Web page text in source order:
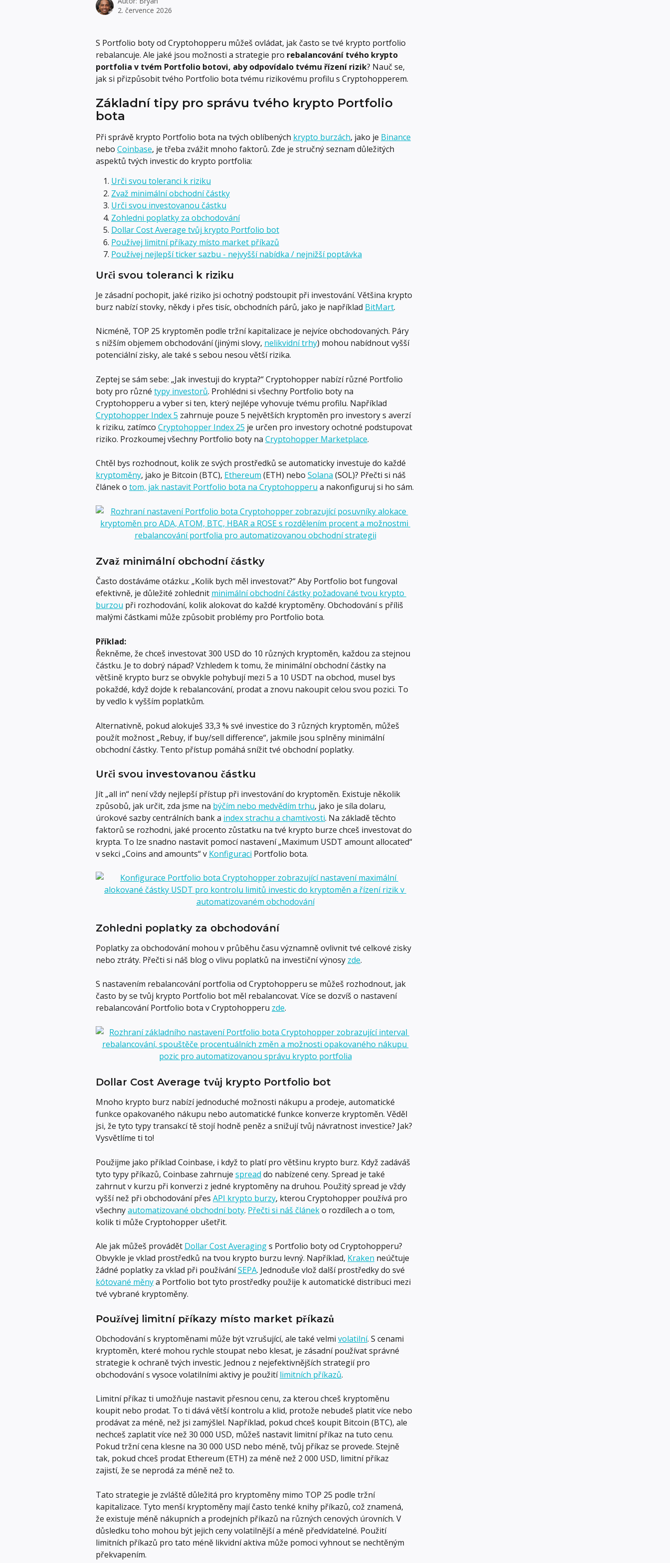
2. července 2026
S Portfolio boty od Cryptohopperu můžeš ovládat, jak často se tvé krypto portfolio
rebalancuje. Ale jaké jsou možnosti a strategie pro rebalancování tvého krypto
portfolia v tvém Portfolio botovi, aby odpovídalo tvému řízení rizik? Nauč se,
jak si přizpůsobit tvého Portfolio bota tvému rizikovému profilu s Cryptohopperem.
Základní tipy pro správu tvého krypto Portfolio
bota
Při správě krypto Portfolio bota na tvých oblíbených krypto burzách, jako je Binance
nebo Coinbase, je třeba zvážit mnoho faktorů. Zde je stručný seznam důležitých
aspektů tvých investic do krypto portfolia:
Urči svou toleranci k riziku
Zvaž minimální obchodní částky
Urči svou investovanou částku
Zohledni poplatky za obchodování
Dollar Cost Average tvůj krypto Portfolio bot
Používej limitní příkazy místo market příkazů
Používej nejlepší ticker sazbu - nejvyšší nabídka / nejnižší poptávka
Urči svou toleranci k riziku
Je zásadní pochopit, jaké riziko jsi ochotný podstoupit při investování. Většina krypto
burz nabízí stovky, někdy i přes tisíc, obchodních párů, jako je například BitMart.
Nicméně, TOP 25 kryptoměn podle tržní kapitalizace je nejvíce obchodovaných. Páry
s nižším objemem obchodování (jinými slovy, nelikvidní trhy) mohou nabídnout vyšší
potenciální zisky, ale také s sebou nesou větší rizika.
Zeptej se sám sebe: „Jak investuji do krypta?“ Cryptohopper nabízí různé Portfolio
boty pro různé typy investorů. Prohlédni si všechny Portfolio boty na
Cryptohopperu a vyber si ten, který nejlépe vyhovuje tvému profilu. Například
Cryptohopper Index 5 zahrnuje pouze 5 největších kryptoměn pro investory s averzí
k riziku, zatímco Cryptohopper Index 25 je určen pro investory ochotné podstupovat
riziko. Prozkoumej všechny Portfolio boty na Cryptohopper Marketplace.
Chtěl bys rozhodnout, kolik ze svých prostředků se automaticky investuje do každé
kryptoměny, jako je Bitcoin (BTC), Ethereum (ETH) nebo Solana (SOL)? Přečti si náš
článek o tom, jak nastavit Portfolio bota na Cryptohopperu a nakonfiguruj si ho sám.
Zvaž minimální obchodní částky
Často dostáváme otázku: „Kolik bych měl investovat?“ Aby Portfolio bot fungoval
efektivně, je důležité zohlednit minimální obchodní částky požadované tvou krypto
burzou při rozhodování, kolik alokovat do každé kryptoměny. Obchodování s příliš
malými částkami může způsobit problémy pro Portfolio bota.
Příklad:
Řekněme, že chceš investovat 300 USD do 10 různých kryptoměn, každou za stejnou
částku. Je to dobrý nápad? Vzhledem k tomu, že minimální obchodní částky na
většině krypto burz se obvykle pohybují mezi 5 a 10 USDT na obchod, musel bys
pokaždé, když dojde k rebalancování, prodat a znovu nakoupit celou svou pozici. To
by vedlo k vyšším poplatkům.
Alternativně, pokud alokuješ 33,3 % své investice do 3 různých kryptoměn, můžeš
použít možnost „Rebuy, if buy/sell difference“, jakmile jsou splněny minimální
obchodní částky. Tento přístup pomáhá snížit tvé obchodní poplatky.
Urči svou investovanou částku
Jít „all in“ není vždy nejlepší přístup při investování do kryptoměn. Existuje několik
způsobů, jak určit, zda jsme na býčím nebo medvědím trhu, jako je síla dolaru,
úrokové sazby centrálních bank a index strachu a chamtivosti. Na základě těchto
faktorů se rozhodni, jaké procento zůstatku na tvé krypto burze chceš investovat do
krypta. To lze snadno nastavit pomocí nastavení „Maximum USDT amount allocated“
v sekci „Coins and amounts“ v Konfiguraci Portfolio bota.
Zohledni poplatky za obchodování
Poplatky za obchodování mohou v průběhu času významně ovlivnit tvé celkové zisky
nebo ztráty. Přečti si náš blog o vlivu poplatků na investiční výnosy zde.
S nastavením rebalancování portfolia od Cryptohopperu se můžeš rozhodnout, jak
často by se tvůj krypto Portfolio bot měl rebalancovat. Více se dozvíš o nastavení
rebalancování Portfolio bota v Cryptohopperu zde.
Dollar Cost Average tvůj krypto Portfolio bot
Mnoho krypto burz nabízí jednoduché možnosti nákupu a prodeje, automatické
funkce opakovaného nákupu nebo automatické funkce konverze kryptoměn. Věděl
jsi, že tyto typy transakcí tě stojí hodně peněz a snižují tvůj návratnost investice? Jak?
Vysvětlíme ti to!
Použijme jako příklad Coinbase, i když to platí pro většinu krypto burz. Když zadáváš
tyto typy příkazů, Coinbase zahrnuje spread do nabízené ceny. Spread je také
zahrnut v kurzu při konverzi z jedné kryptoměny na druhou. Použitý spread je vždy
vyšší než při obchodování přes API krypto burzy, kterou Cryptohopper používá pro
všechny automatizované obchodní boty. Přečti si náš článek o rozdílech a o tom,
kolik ti může Cryptohopper ušetřit.
Ale jak můžeš provádět Dollar Cost Averaging s Portfolio boty od Cryptohopperu?
Obvykle je vklad prostředků na tvou krypto burzu levný. Například, Kraken neúčtuje
žádné poplatky za vklad při používání SEPA. Jednoduše vlož další prostředky do své
kótované měny a Portfolio bot tyto prostředky použije k automatické distribuci mezi
tvé vybrané kryptoměny.
Používej limitní příkazy místo market příkazů
Obchodování s kryptoměnami může být vzrušující, ale také velmi volatilní. S cenami
kryptoměn, které mohou rychle stoupat nebo klesat, je zásadní používat správné
strategie k ochraně tvých investic. Jednou z nejefektivnějších strategií pro
obchodování s vysoce volatilními aktivy je použití limitních příkazů.
Limitní příkaz ti umožňuje nastavit přesnou cenu, za kterou chceš kryptoměnu
koupit nebo prodat. To ti dává větší kontrolu a klid, protože nebudeš platit více nebo
prodávat za méně, než jsi zamýšlel. Například, pokud chceš koupit Bitcoin (BTC), ale
nechceš zaplatit více než 30 000 USD, můžeš nastavit limitní příkaz na tuto cenu.
Pokud tržní cena klesne na 30 000 USD nebo méně, tvůj příkaz se provede. Stejně
tak, pokud chceš prodat Ethereum (ETH) za méně než 2 000 USD, limitní příkaz
zajistí, že se neprodá za méně než to.
Tato strategie je zvláště důležitá pro kryptoměny mimo TOP 25 podle tržní
kapitalizace. Tyto menší kryptoměny mají často tenké knihy příkazů, což znamená,
že existuje méně nákupních a prodejních příkazů na různých cenových úrovních. V
důsledku toho mohou být jejich ceny volatilnější a méně předvídatelné. Použití
limitních příkazů pro tato méně likvidní aktiva může pomoci vyhnout se nechtěným
překvapením.